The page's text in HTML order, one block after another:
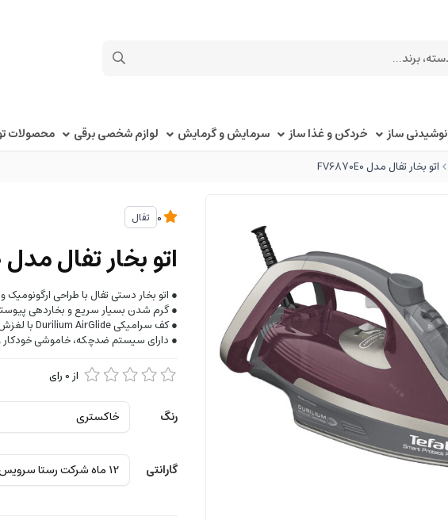
نوشیدنی ساز خردکن و غذا ساز سرمایش و گرمایش لوازم شخصی برقی محصولات
اتو بخار تفال مدل FV6870E0
تفال
اتو بخار تفال مدل FV6870E0
● اتو بخار دستی تفال با طراحی
● گرم شدن بسیار سریع و بخاردهی
● کف سرامیکی Durilium AirGlide با لغزش نرم و مقاوم در برابر خش
● دارای سیستم ضدچکه، خاموشی خودکار و
از0 رای
رنگ
گارانتی